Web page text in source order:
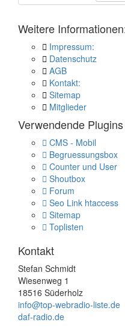
Weitere
Impressum:
Datenschutz
AGB
Kontakt:
Sitemap
Mitglieder
Verwendende
CMS - Mobil
Begruessungsbox
Counter und User
Shoutbox
Forum
Seo Link htaccess
Sitemap
Toplisten
Kontakt
Stefan Schmidt
Wiesenweg 1
18516 Süderholz
info@top-webradio-liste.de
daf-radio.de